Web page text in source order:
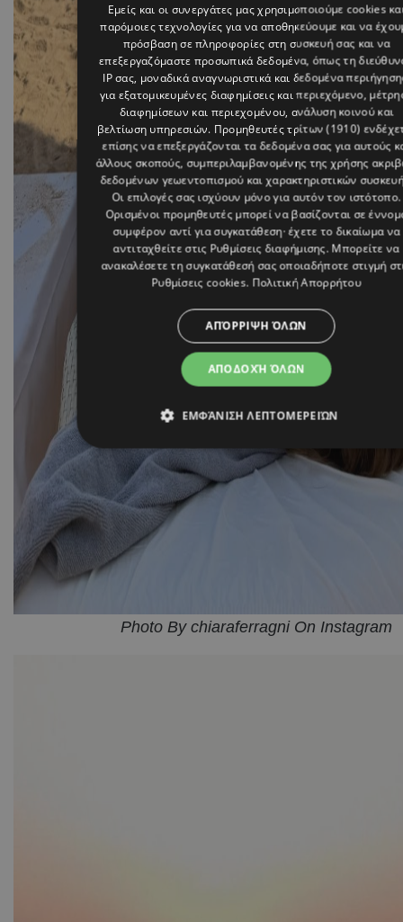
Photo By chiaraferragni On Instagram
Εμείς και οι συνεργάτες μας χρησιμοποιούμε cookies
παρόμοιες τεχνολογίες για να αποθηκεύουμε και να
πρόσβαση σε πληροφορίες στη συσκευή σας και να
επεξεργαζόμαστε προσωπικά δεδομένα, όπως τη
IP σας, μοναδικά αναγνωριστικά και δεδομένα
για εξατομικευμένες διαφημίσεις και περιεχόμενο,
διαφημίσεων και περιεχομένου, ανάλυση κοινού και
βελτίωση υπηρεσιών. Προμηθευτές τρίτων (1910)
επίσης να επεξεργάζονται τα δεδομένα σας για αυτούς
άλλους σκοπούς, συμπεριλαμβανομένης της χρήσης
δεδομένων γεωεντοπισμού και χαρακτηριστικών
Οι επιλογές σας ισχύουν μόνο για αυτόν τον ιστότοπο.
Ορισμένοι προμηθευτές μπορεί να βασίζονται σε
συμφέρον αντί για συγκατάθεση· έχετε το δικαίωμα να
αντιταχθείτε στις Ρυθμίσεις διαφήμισης. Μπορείτε να
ανακαλέσετε τη συγκατάθεσή σας οποιαδήποτε στιγμή
Ρυθμίσεις cookies. Πολιτική Απορρήτου
ΑΠΟΔΟΧΉ ΌΛΩΝ
ΑΠΌΡΡΙΨΗ ΌΛΩΝ
ΕΜΦΆΝΙΣΗ ΛΕΠΤΟΜΕΡΕΙΏΝ